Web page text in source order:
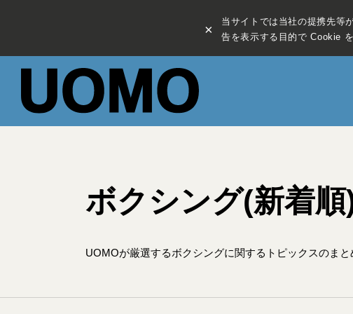
×
当サイトでは当社の提携先等
告を表示する目的で Cookie
ボクシング(新着順
UOMOが厳選するボクシングに関するトピックスのまと